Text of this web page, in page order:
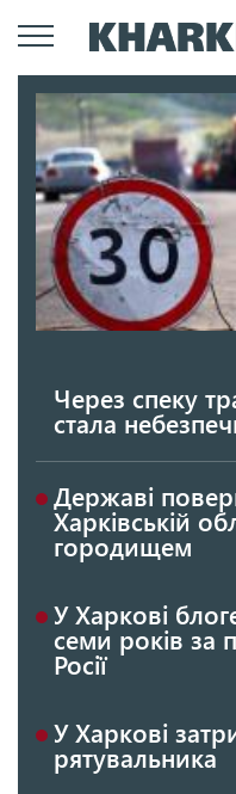
Через спеку
стала
Державі
Харківській
городищем
У Харкові
семи років за
Росії
У Харкові
рятувальника